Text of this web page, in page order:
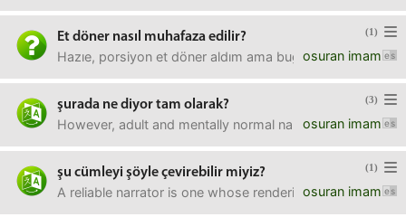
(1)
Et döner nasıl muhafaza edilir?
osuran imam
Hazıe, porsiyon et döner aldım ama bugün
(3)
şurada ne diyor tam olarak?
osuran imam
However, adult and mentally normal narrators also
(1)
şu cümleyi şöyle çevirebilir miyiz?
osuran imam
A reliable narrator is one whose rendering of the story